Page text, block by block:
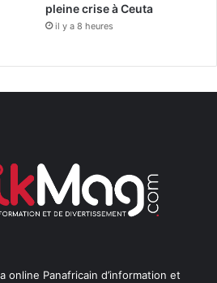
pleine crise à Ceuta
il y a 8 heures
online Panafricain d’information et